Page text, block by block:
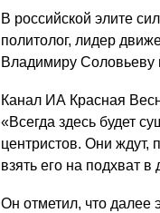
В российской элите
политолог, лидер
Владимиру Соловьеву
Канал ИА Красная
«Всегда здесь будет
центристов. Они ждут,
взять его на подхват
Он отметил, что далее